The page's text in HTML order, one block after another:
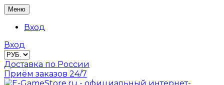
Меню
Вход
Вход
Доставка по России
Приём заказов 24/7